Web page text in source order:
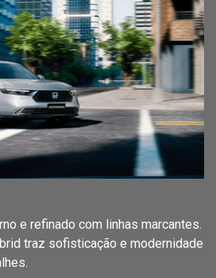
e refinado com linhas marcantes.
traz sofisticação e modernidade